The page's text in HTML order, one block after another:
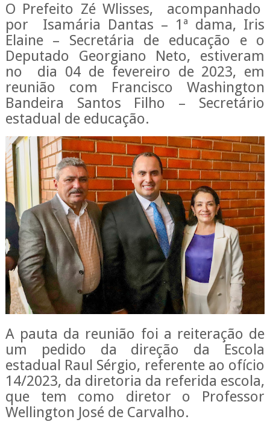
O Prefeito Zé Wlisses,
acompanhado
por
Isamária Dantas – 1ª dama, Iris
Elaine – Secretária de educação e o
Deputado Georgiano Neto, estiveram
no
dia 04 de fevereiro de 2023, em
reunião com Francisco Washington
Bandeira Santos Filho – Secretário
estadual de educação.
A pauta da reunião foi a reiteração de
um pedido da direção da Escola
estadual Raul Sérgio, referente ao ofício
14/2023, da diretoria da referida escola,
que tem como diretor o Professor
Wellington José de Carvalho.